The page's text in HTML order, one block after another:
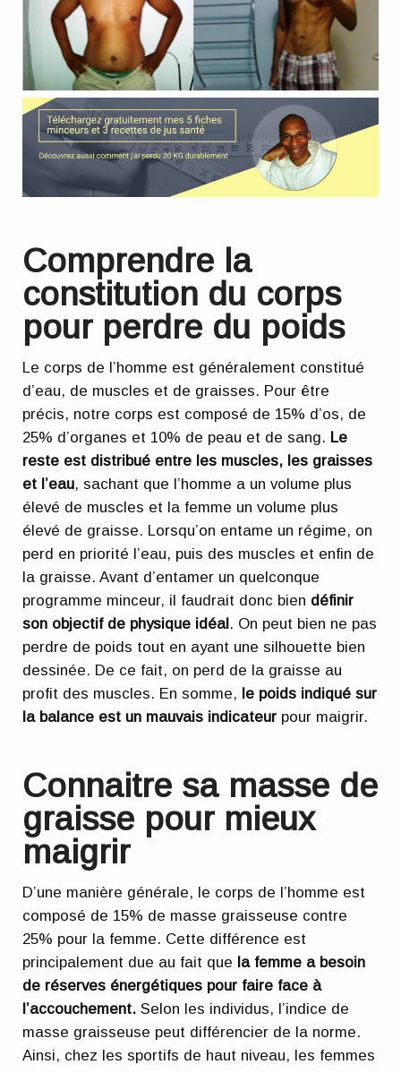
Comprendre la
constitution du corps
pour perdre du poids
Le corps de l’homme est généralement constitué
d’eau, de muscles et de graisses. Pour être
précis, notre corps est composé de 15% d’os, de
25% d’organes et 10% de peau et de sang. Le
reste est distribué entre les muscles, les graisses
et l’eau, sachant que l’homme a un volume plus
élevé de muscles et la femme un volume plus
élevé de graisse. Lorsqu’on entame un régime, on
perd en priorité l’eau, puis des muscles et enfin de
la graisse. Avant d’entamer un quelconque
programme minceur, il faudrait donc bien définir
son objectif de physique idéal. On peut bien ne pas
perdre de poids tout en ayant une silhouette bien
dessinée. De ce fait, on perd de la graisse au
profit des muscles. En somme, le poids indiqué sur
la balance est un mauvais indicateur pour maigrir.
Connaitre sa masse de
graisse pour mieux
maigrir
D’une manière générale, le corps de l’homme est
composé de 15% de masse graisseuse contre
25% pour la femme. Cette différence est
principalement due au fait que la femme a besoin
de réserves énergétiques pour faire face à
l’accouchement. Selon les individus, l’indice de
masse graisseuse peut différencier de la norme.
Ainsi, chez les sportifs de haut niveau, les femmes